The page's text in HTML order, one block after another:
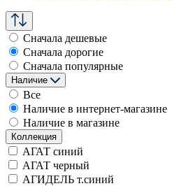
Сначала дешевые
Сначала дорогие
Сначала популярные
Наличие
Все
Наличие в интернет-магазине
Наличие в магазине
Коллекция
АГАТ синий
АГАТ черный
АГИДЕЛЬ т.синий